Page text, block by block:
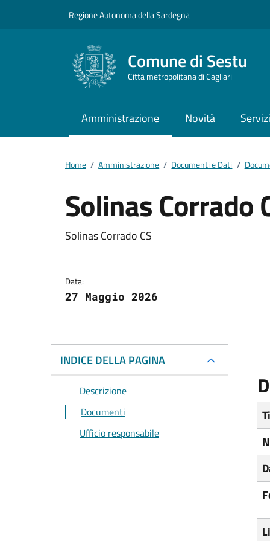
Regione Autonoma della Sardegna
Comune di Sestu
Città metropolitana di Cagliari
Amministrazione Novità
Home / Amministrazione / Documenti e Dati /
Solinas Corrado
Dettagli del
Solinas Corrado CS
Data:
27 Maggio 2026
INDICE DELLA PAGINA
Descrizione
Documenti
Ufficio responsabile